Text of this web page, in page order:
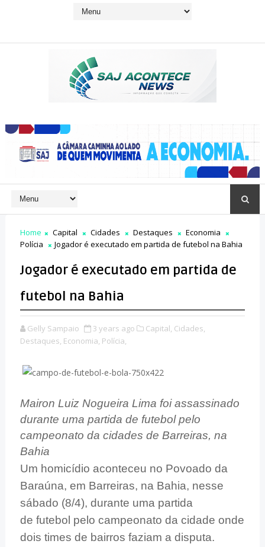
Home Capital Cidades Destaques
Economia
Polícia
Jogador é executado em partida de futebol na Bahia
Jogador é executado em partida de
futebol na Bahia
Gelly Sampaio 3 years ago Capital, Cidades,
Destaques, Economia, Polícia,
Mairon Luiz Nogueira Lima foi assassinado
durante uma partida de futebol pelo
campeonato da cidades de Barreiras, na
Bahia
Um homicídio aconteceu no Povoado da
Baraúna, em Barreiras, na Bahia, nesse
sábado (8/4), durante uma partida
de futebol pelo campeonato da cidade onde
dois times de bairros faziam a disputa.